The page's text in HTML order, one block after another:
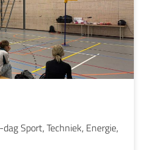
Sport, Techniek, Energie,